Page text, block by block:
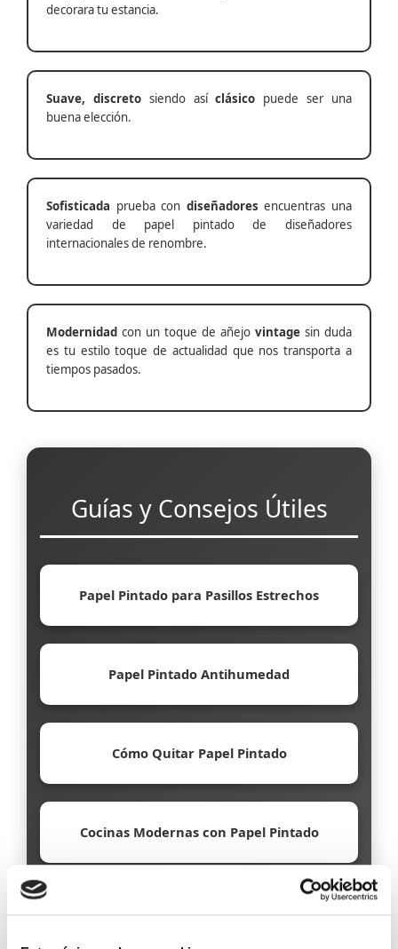
decorara tu estancia.
Suave, discretosiendo asíclásico puede ser una
buena elección.
Sofisticada prueba con diseñadores encuentras una
variedad de papel pintado de diseñadores
internacionales de renombre.
Modernidad con un toque de añejo vintage sin duda
es tu estilo toque de actualidad que nos transporta a
tiempos pasados.
Guías y Consejos Útiles
Papel Pintado para Pasillos Estrechos
Papel Pintado Antihumedad
Cómo Quitar Papel Pintado
Cocinas Modernas con Papel Pintado
Papel Pintado Ecológico